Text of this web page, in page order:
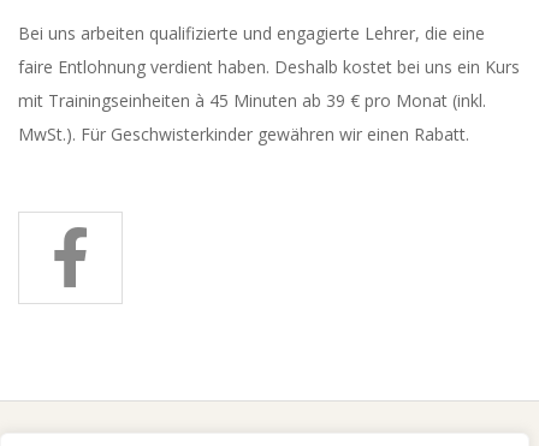
Bei uns arbeiten qualifizierte und engagierte Lehrer, die eine
faire Entlohnung verdient haben. Deshalb kostet bei uns ein Kurs
mit Trainingseinheiten à 45 Minuten ab 39 € pro Monat (inkl.
MwSt.). Für Geschwisterkinder gewähren wir einen Rabatt.